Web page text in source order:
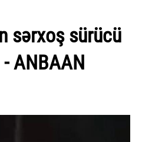
sərxoş sürücü
- ANBAAN